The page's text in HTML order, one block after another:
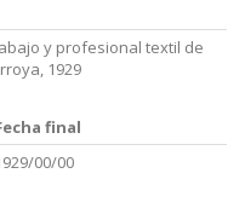
y profesional textil de
1929
final
00/00